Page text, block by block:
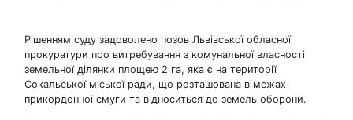
Рішенням суду задоволено позов Львівської обласної
прокуратури про витребування з комунальної власності
земельної ділянки площею 2 га, яка є на території
Сокальської міської ради, що розташована в межах
прикордонної смуги та відноситься до земель оборони.